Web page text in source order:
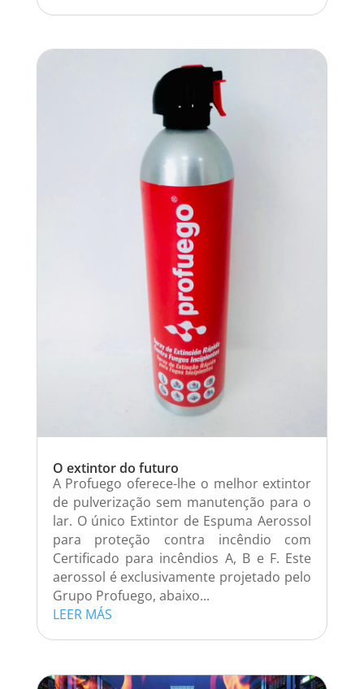
O extintor do futuro
A Profuego oferece-lhe o melhor extintor
de pulverização sem manutenção para o
lar. O único Extintor de Espuma Aerossol
para proteção contra incêndio com
Certificado para incêndios A, B e F. Este
aerossol é exclusivamente projetado pelo
Grupo Profuego, abaixo...
LEER MÁS